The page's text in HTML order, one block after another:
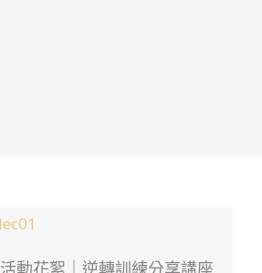
活動花絮｜逆轉訓練分享講座